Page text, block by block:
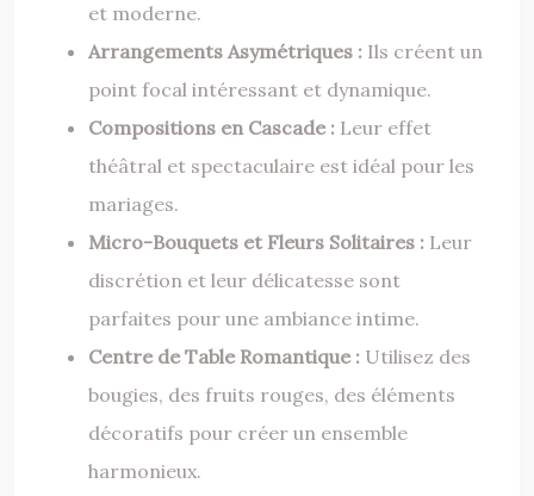
et moderne.
Arrangements Asymétriques : Ils créent un
point focal intéressant et dynamique.
Compositions en Cascade : Leur effet
théâtral et spectaculaire est idéal pour les
mariages.
Micro-Bouquets et Fleurs Solitaires : Leur
discrétion et leur délicatesse sont
parfaites pour une ambiance intime.
Centre de Table Romantique : Utilisez des
bougies, des fruits rouges, des éléments
décoratifs pour créer un ensemble
harmonieux.